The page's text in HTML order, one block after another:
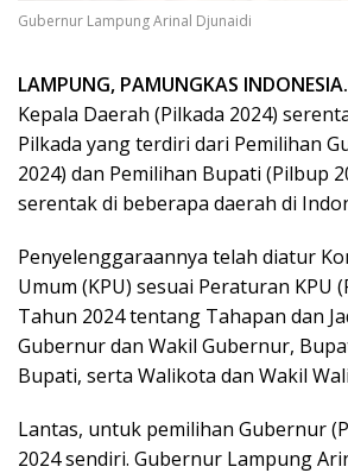
Gubernur Lampung Arinal Djunaidi
LAMPUNG, PAMUNGKAS
Kepala Daerah (Pilkada 2024)
Pilkada yang terdiri dari Pemilihan
2024) dan Pemilihan Bupati (Pilbup
serentak di beberapa daerah di
Penyelenggaraannya telah diatur
Umum (KPU) sesuai Peraturan KPU
Tahun 2024 tentang Tahapan dan
Gubernur dan Wakil Gubernur,
Bupati, serta Walikota dan Wakil
Lantas, untuk pemilihan Gubernur
2024 sendiri. Gubernur Lampung